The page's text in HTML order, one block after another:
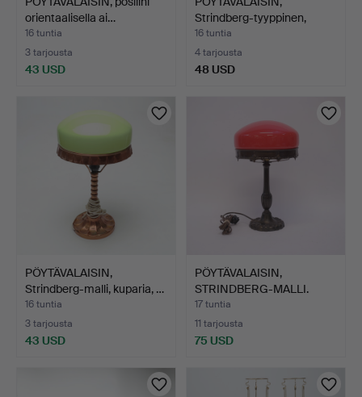
orientaalisella ai…
16 tuntia
3 tarjousta
43 USD
Strindberg-tyyppinen,
messi…
16 tuntia
4 tarjousta
48 USD
PÖYTÄVALAISIN,
Strindberg-malli, kuparia, …
16 tuntia
3 tarjousta
43 USD
PÖYTÄVALAISIN,
STRINDBERG-MALLI.
17 tuntia
11 tarjousta
75 USD